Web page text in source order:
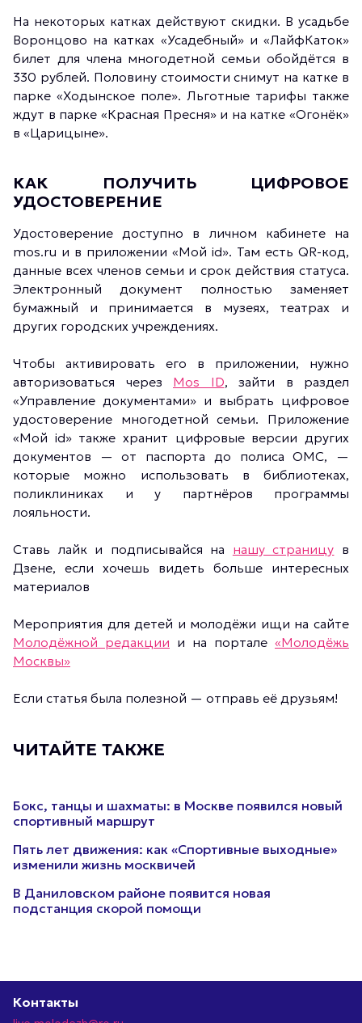
На некоторых катках действуют скидки. В усадьбе
Воронцово на катках «Усадебный» и «ЛайфКаток»
билет для члена многодетной семьи обойдётся в
330 рублей. Половину стоимости снимут на катке в
парке «Ходынское поле». Льготные тарифы также
ждут в парке «Красная Пресня» и на катке «Огонёк»
в «Царицыне».
КАК ПОЛУЧИТЬ ЦИФРОВОЕ
УДОСТОВЕРЕНИЕ
Удостоверение доступно в личном кабинете на
mos.ru и в приложении «Мой id». Там есть QR-код,
данные всех членов семьи и срок действия статуса.
Электронный документ полностью заменяет
бумажный и принимается в музеях, театрах и
других городских учреждениях.
Чтобы активировать его в приложении, нужно
авторизоваться через Mos ID, зайти в раздел
«Управление документами» и выбрать цифровое
удостоверение многодетной семьи. Приложение
«Мой id» также хранит цифровые версии других
документов — от паспорта до полиса ОМС, —
которые можно использовать в библиотеках,
поликлиниках и у партнёров программы
лояльности.
Ставь лайк и подписывайся на нашу страницу в
Дзене, если хочешь видеть больше интересных
материалов
Мероприятия для детей и молодёжи ищи на сайте
Молодёжной редакции и на портале «Молодёжь
Москвы»
Если статья была полезной — отправь её друзьям!
ЧИТАЙТЕ ТАКЖЕ
Бокс, танцы и шахматы: в Москве появился новый
спортивный маршрут
Пять лет движения: как «Спортивные выходные»
изменили жизнь москвичей
В Даниловском районе появится новая
подстанция скорой помощи
Контакты